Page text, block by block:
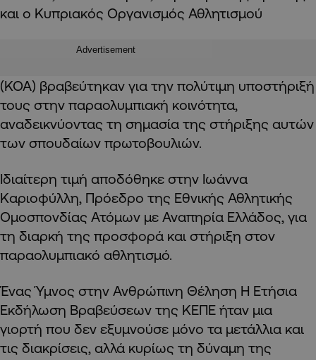
και ο Κυπριακός Οργανισμός Αθλητισμού
Advertisement
(ΚΟΑ) βραβεύτηκαν για την πολύτιμη υποστήριξή
τους στην παραολυμπιακή κοινότητα,
αναδεικνύοντας τη σημασία της στήριξης αυτών
των σπουδαίων πρωτοβουλιών.
Ιδιαίτερη τιμή αποδόθηκε στην Ιωάννα
Καριοφύλλη, Πρόεδρο της Εθνικής Αθλητικής
Ομοσπονδίας Ατόμων με Αναπηρία Ελλάδος, για
τη διαρκή της προσφορά και στήριξη στον
παραολυμπιακό αθλητισμό.
Ένας Ύμνος στην Ανθρώπινη Θέληση Η Ετήσια
Εκδήλωση Βραβεύσεων της ΚΕΠΕ ήταν μια
γιορτή που δεν εξυμνούσε μόνο τα μετάλλια και
τις διακρίσεις, αλλά κυρίως τη δύναμη της